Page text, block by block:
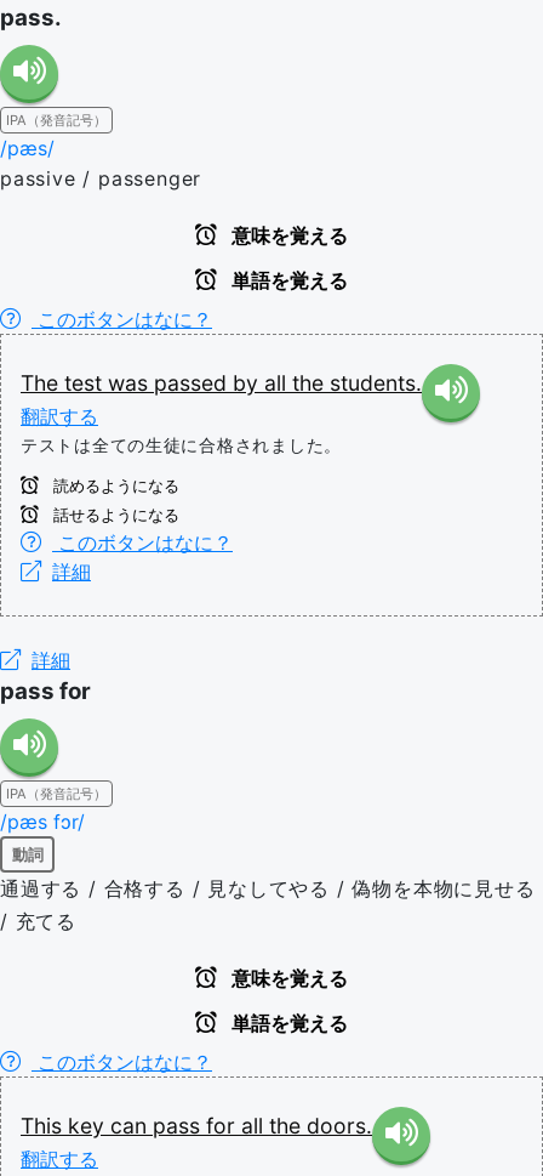
pass.
IPA（発音記号）
/pæs/
passive / passenger
意味を覚える
単語を覚える
このボタンはなに？
The test was passed by all the students.
翻訳する
テストは全ての生徒に合格されました。
読めるようになる
話せるようになる
このボタンはなに？
詳細
詳細
pass for
IPA（発音記号）
/pæs fɔr/
動詞
通過する / 合格する / 見なしてやる / 偽物を本物に見せる
/ 充てる
意味を覚える
単語を覚える
このボタンはなに？
This key can pass for all the doors.
翻訳する